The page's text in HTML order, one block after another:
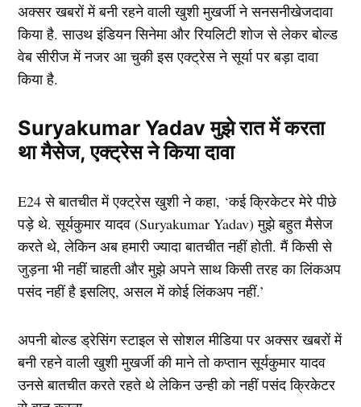
अक्सर खबरों में बनी रहने वाली खुशी मुखर्जी ने सनसनीखेजदावा
किया है. साउथ इंडियन सिनेमा और रियलिटी शोज से लेकर बोल्ड
वेब सीरीज में नजर आ चुकी इस एक्ट्रेस ने सूर्या पर बड़ा दावा
किया है.
Suryakumar Yadav मुझे रात में करता
था मैसेज, एक्ट्रेस ने किया दावा
E24 से बातचीत में एक्ट्रेस खुशी ने कहा, ‘कई क्रिकेटर मेरे पीछे
पड़े थे. सूर्यकुमार यादव (Suryakumar Yadav) मुझे बहुत मैसेज
करते थे, लेकिन अब हमारी ज्यादा बातचीत नहीं होती. मैं किसी से
जुड़ना भी नहीं चाहती और मुझे अपने साथ किसी तरह का लिंकअप
पसंद नहीं है इसलिए, असल में कोई लिंकअप नहीं.’
अपनी बोल्ड ड्रेसिंग स्टाइल से सोशल मीडिया पर अक्सर खबरों में
बनी रहने वाली खुशी मुखर्जी की माने तो कप्तान सूर्यकुमार यादव
उनसे बातचीत करते रहते थे लेकिन उन्ही को नहीं पसंद क्रिकेटर